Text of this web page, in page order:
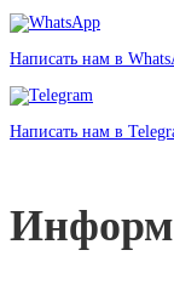
Написать нам в
Написать нам в